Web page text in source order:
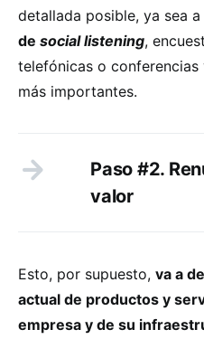
detallada posible, ya sea
de social listening,
telefónicas o
más importantes.
Paso #2.
valor
Esto, por supuesto, va a
actual de productos y
empresa y de su